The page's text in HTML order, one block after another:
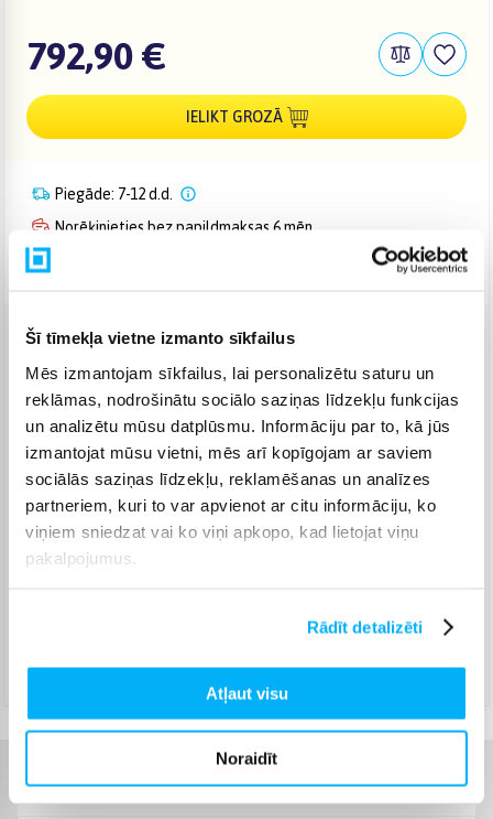
Šī tīmekļa vietne izmanto sīkfailus
Mēs izmantojam sīkfailus, lai personalizētu saturu un
reklāmas, nodrošinātu sociālo saziņas līdzekļu funkcijas
un analizētu mūsu datplūsmu. Informāciju par to, kā jūs
izmantojat mūsu vietni, mēs arī kopīgojam ar saviem
sociālās saziņas līdzekļu, reklamēšanas un analīzes
partneriem, kuri to var apvienot ar citu informāciju, ko
viņiem sniedzat vai ko viņi apkopo, kad lietojat viņu
pakalpojumus.
Rādīt detalizēti
Atļaut visu
Noraidīt
792,90 €
IELIKT GROZĀ
Piegāde: 7-12 d.d.
Norēķinieties bez papildmaksas 6 mēn.
Venipak pakomāts
Augusts 19d. - Augusts 25d.
Venipak Kurjers (4,99 €)
Apmaksā pilnu summu skaidrā naudā piegādes brīdī.
Augusts 19d. - Augusts 26d.
Omniva pakomāts (3,99 €)
Augusts 19d. - Augusts 25d.
Smartposti pakomāts (2,99 €)
Augusts 19d. - Augusts 25d.
Raksturlielumi